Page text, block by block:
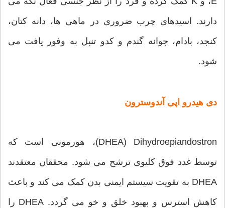
دارند. اسیدهای چرب ضروری در ماهی ها، دانه کتان،
کنجد، بادام، جوانه گندم و کدو تنبل به وفور یافت می
شود.
دی هیدرو اپی آندوسترون
DHEA) Dihydroepiandostron)، هورمونی است که
توسط غدد فوق کلیوی ترشح می شود. محققان معتقدند
DHEA به تقویت سیستم ایمنی بدن کمک می کند و باعث
کاهش استرس و بهبود خلق و خو می گردد. DHEA را